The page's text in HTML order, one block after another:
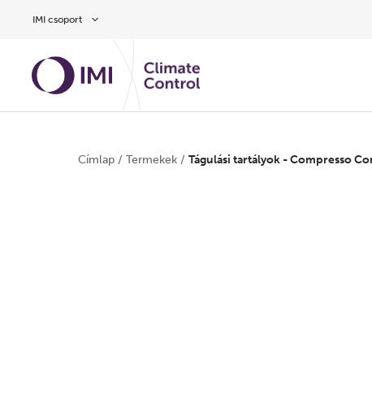
IMI csoport
Címlap / Termekek / Tágulási tartályok - Compresso